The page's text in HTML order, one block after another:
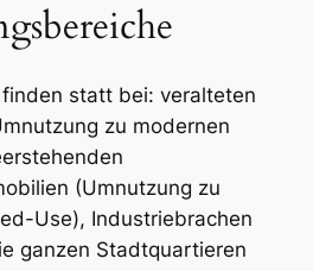
statt bei: veralteten
zu modernen
(Umnutzung zu
Use), Industriebrachen
ganzen Stadtquartieren